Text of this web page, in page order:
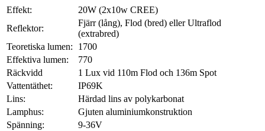
Effekt:
20W (2x10w CREE)
Reflektor:
Fjärr (lång), Flod (bred) eller Ultraflod
(extrabred)
Teoretiska lumen:
1700
Effektiva lumen:
770
Räckvidd
1 Lux vid 110m Flod och 136m Spot
Vattentäthet:
IP69K
Lins:
Härdad lins av polykarbonat
Lamphus:
Gjuten aluminiumkonstruktion
Spänning:
9-36V